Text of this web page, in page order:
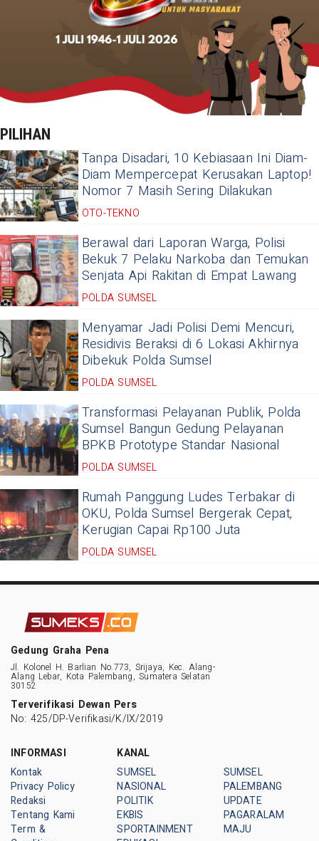
PILIHAN
Tanpa Disadari, 10 Kebiasaan Ini Diam-
Diam Mempercepat Kerusakan Laptop!
Nomor 7 Masih Sering Dilakukan
OTO-TEKNO
Berawal dari Laporan Warga, Polisi
Bekuk 7 Pelaku Narkoba dan Temukan
Senjata Api Rakitan di Empat Lawang
POLDA SUMSEL
Menyamar Jadi Polisi Demi Mencuri,
Residivis Beraksi di 6 Lokasi Akhirnya
Dibekuk Polda Sumsel
POLDA SUMSEL
Transformasi Pelayanan Publik, Polda
Sumsel Bangun Gedung Pelayanan
BPKB Prototype Standar Nasional
POLDA SUMSEL
Rumah Panggung Ludes Terbakar di
OKU, Polda Sumsel Bergerak Cepat,
Kerugian Capai Rp100 Juta
POLDA SUMSEL
Gedung Graha Pena
Jl. Kolonel H. Barlian No.773, Srijaya, Kec. Alang-
Alang Lebar, Kota Palembang, Sumatera Selatan
30152
Terverifikasi Dewan Pers
No: 425/DP-Verifikasi/K/IX/2019
INFORMASI
Kontak
Privacy Policy
Redaksi
Tentang Kami
Term &
KANAL
SUMSEL
NASIONAL
POLITIK
EKBIS
SPORTAINMENT
SUMSEL
PALEMBANG
UPDATE
PAGARALAM
MAJU